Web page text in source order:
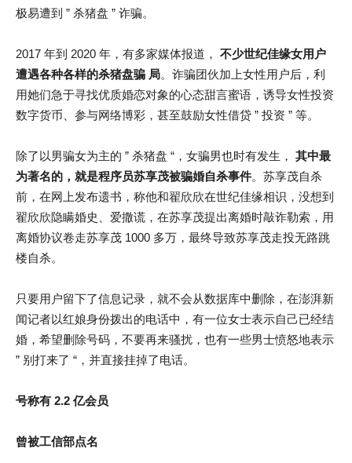
极易遭到 ” 杀猪盘 ” 诈骗。
2017 年到 2020 年，有多家媒体报道， 不少世纪佳缘女用户
遭遇各种各样的杀猪盘骗 局。诈骗团伙加上女性用户后，利
用她们急于寻找优质婚恋对象的心态甜言蜜语，诱导女性投资
数字货币、参与网络博彩，甚至鼓励女性借贷 ” 投资 ” 等。
除了以男骗女为主的 ” 杀猪盘 “，女骗男也时有发生， 其中最
为著名的，就是程序员苏享茂被骗婚自杀事件。苏享茂自杀
前，在网上发布遗书，称他和翟欣欣在世纪佳缘相识，没想到
翟欣欣隐瞒婚史、爱撒谎，在苏享茂提出离婚时敲诈勒索，用
离婚协议卷走苏享茂 1000 多万，最终导致苏享茂走投无路跳
楼自杀。
只要用户留下了信息记录，就不会从数据库中删除，在澎湃新
闻记者以红娘身份拨出的电话中，有一位女士表示自己已经结
婚，希望删除号码，不要再来骚扰，也有一些男士愤怒地表示
” 别打来了 “，并直接挂掉了电话。
号称有 2.2 亿会员
曾被工信部点名